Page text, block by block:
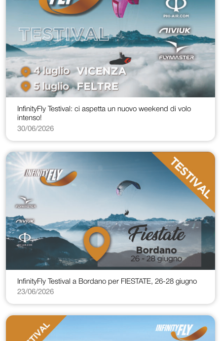
InfinityFly Testival: ci aspetta un nuovo weekend di volo
intenso!
30/06/2026
InfinityFly Testival a Bordano per FIESTATE, 26-28 giugno
23/06/2026